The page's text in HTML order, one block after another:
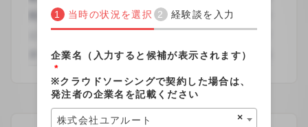
できればと思っています。
口コミを書く(3分)
当時の状況を選択 経験談を入力
企業名（入力すると候補が表示されます）
*
※クラウドソーシングで契約した場合は、
発注者の企業名を記載ください
×
株式会社ユアルート